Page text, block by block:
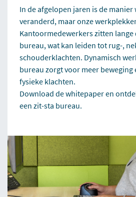
In de afgelopen jaren is de manier
veranderd, maar onze
Kantoormedewerkers zitten lange
bureau, wat kan leiden tot rug-,
schouderklachten. Dynamisch
bureau zorgt voor meer
fysieke klachten.
Download de whitepaper en
een zit-sta bureau.